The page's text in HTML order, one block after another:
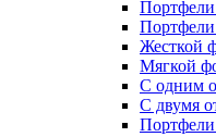
Жесткой
Мягкой
С одним
С двумя
Портфели